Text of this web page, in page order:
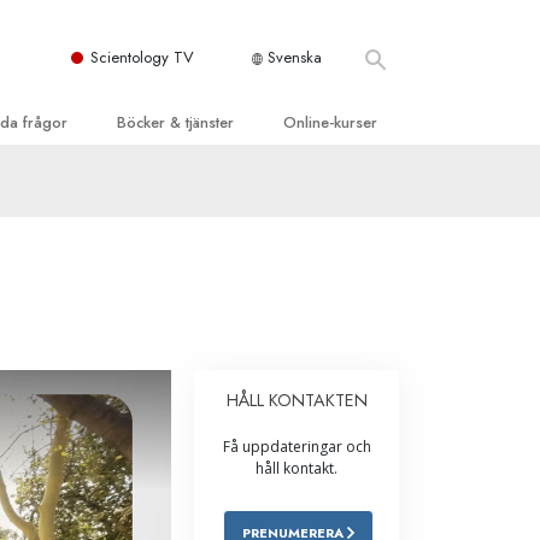
Scientology TV Svenska
frågor Böcker & tjänster
tjänster
Online-kurser
Integritet och ärlighet
Äktenskap
Den emotionella Tonskalan
HÅLL KONTAKTEN
Få uppdateringar och
håll kontakt.
PRENUMERERA